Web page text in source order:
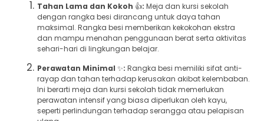
Tahan Lama dan Kokoh 👍: Meja dan kursi sekolah
dengan rangka besi dirancang untuk daya tahan
maksimal. Rangka besi memberikan kekokohan ekstra
dan mampu menahan penggunaan berat serta aktivitas
sehari-hari di lingkungan belajar.
Perawatan Minimal ✨: Rangka besi memiliki sifat anti-
rayap dan tahan terhadap kerusakan akibat kelembaban.
Ini berarti meja dan kursi sekolah tidak memerlukan
perawatan intensif yang biasa diperlukan oleh kayu,
seperti perlindungan terhadap serangga atau pelapisan